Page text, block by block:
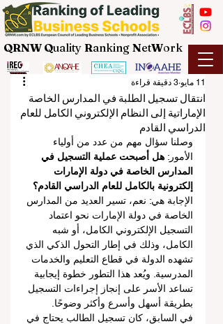
QRNW Quality Ranking NetWork
انتقال تسجيل الطلبة في المدارس الخاصة
الإماراتية إلى النظام الإلكتروني الكامل للعام
الدراسي القادم
11 مايو 3 دقيقة قراءة
وصلنا سؤال مهم من عدد من أولياء
الأمور: هل أصبحت عملية التسجيل في
المدارس الخاصة في دولة الإمارات
إلكترونية بالكامل للعام الدراسي القادم؟
الإجابة هي: نعم، تسير العديد من المدارس
الخاصة في دولة الإمارات نحو اعتماد
التسجيل الإلكتروني الكامل، أو شبه
الكامل، وذلك في إطار التحول الذكي الذي
تشهده الدولة في قطاع التعليم والخدمات
المدرسية. ويُعد هذا التطور خطوة إيجابية
تساعد الأسر على إنجاز إجراءات التسجيل
بطريقة أسهل وأسرع وأكثر وضوحًا.
في السابق، كان تسجيل الطالب يحتاج في